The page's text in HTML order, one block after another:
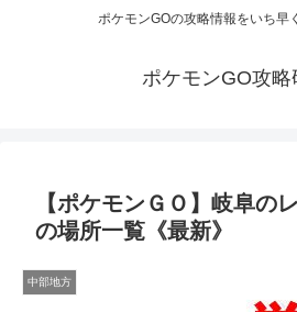
ポケモンGOの攻略情報をいち早
ポケモンGO攻略
【ポケモンＧＯ】岐阜の
の場所一覧《最新》
中部地方